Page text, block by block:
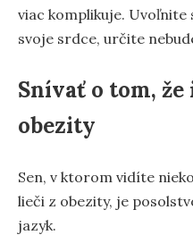
viac komplikuje.
svoje srdce, určite
Snívať o tom, že
obezity
Sen, v ktorom vidíte
lieči z obezity, je
jazyk.